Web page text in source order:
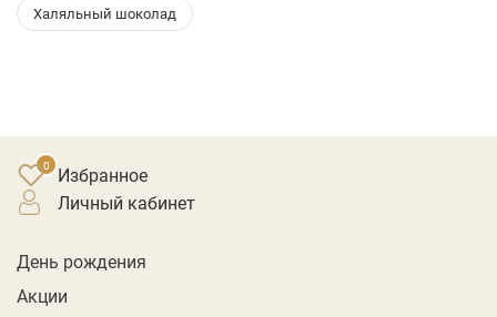
Халяльный шоколад
Избранное
личный кабинет
День рождения
Акции